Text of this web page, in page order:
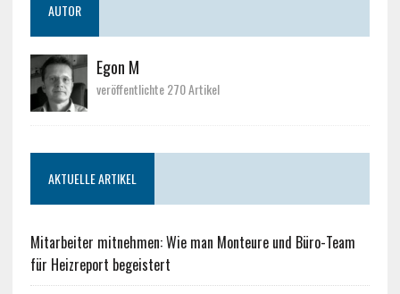
AUTOR
Egon M
veröffentlichte 270 Artikel
AKTUELLE ARTIKEL
Mitarbeiter mitnehmen: Wie man Monteure und Büro-Team
für Heizreport begeistert